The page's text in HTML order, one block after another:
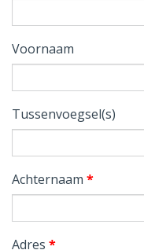
Voornaam
Tussenvoegsel(s)
Achternaam *
Adres *